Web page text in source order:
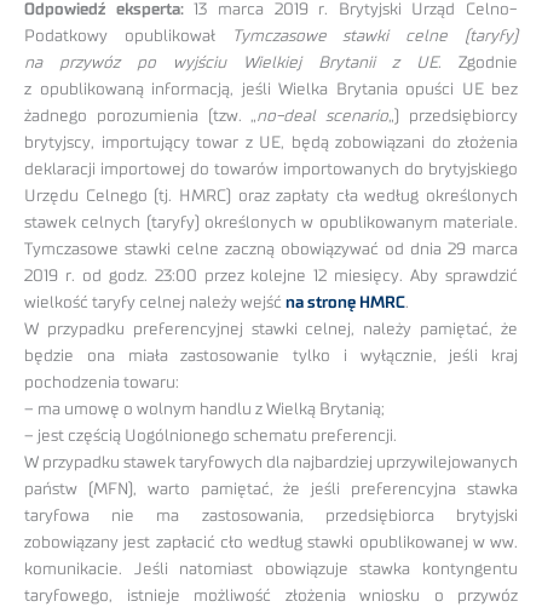
Odpowiedź eksperta:13 marca 2019 r. Brytyjski Urząd Celno-
Podatkowy opublikował
Tymczasowe stawki celne (taryfy)
na przywóz po wyjściu Wielkiej Brytanii z UE. Zgodnie
z opublikowaną informacją, jeśli Wielka Brytania opuści UE bez
żadnego porozumienia (tzw. „no-deal scenario„) przedsiębiorcy
brytyjscy, importujący towar z UE, będą zobowiązani do złożenia
deklaracji importowej do towarów importowanych do brytyjskiego
Urzędu Celnego (tj. HMRC) oraz zapłaty cła według określonych
stawek celnych (taryfy) określonych w opublikowanym materiale.
Tymczasowe stawki celne zaczną obowiązywać od dnia 29 marca
2019 r. od godz. 23:00 przez kolejne 12 miesięcy. Aby sprawdzić
wielkość taryfy celnej należy wejść na stronę HMRC.
W przypadku preferencyjnej stawki celnej, należy pamiętać, że
będzie ona miała zastosowanie tylko i wyłącznie, jeśli kraj
pochodzenia towaru:
– ma umowę o wolnym handlu z Wielką Brytanią;
– jest częścią Uogólnionego schematu preferencji.
W przypadku stawek taryfowych dla najbardziej uprzywilejowanych
państw (MFN), warto pamiętać, że jeśli preferencyjna stawka
taryfowa nie ma zastosowania, przedsiębiorca brytyjski
zobowiązany jest zapłacić cło według stawki opublikowanej w ww.
komunikacie. Jeśli natomiast obowiązuje stawka kontyngentu
taryfowego, istnieje możliwość złożenia wniosku o przywóz